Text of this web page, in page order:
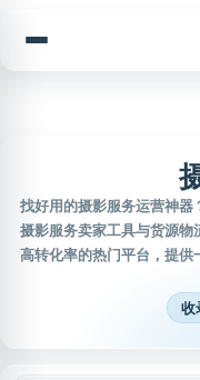
找好用的摄影服务运营神器
摄影服务卖家工具与货源物
高转化率的热门平台，提供
收